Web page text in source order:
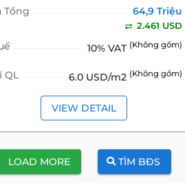
Tổng 64,9 Triệu
2.461 USD
10% VAT (Không gồm)
QL 6.0 USD/m2 (Không gồm)
VIEW DETAIL
LOAD MORE TÌM BĐS